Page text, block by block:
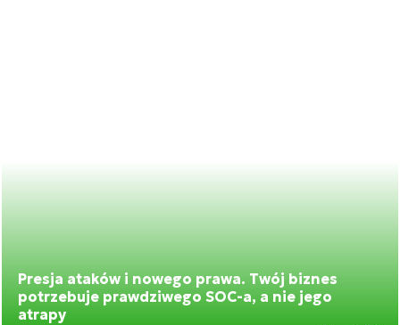
Presja ataków i nowego prawa. Twój biznes
potrzebuje prawdziwego SOC-a, a nie jego
atrapy